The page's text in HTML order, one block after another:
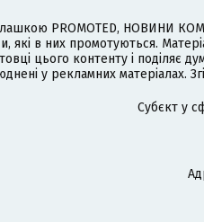
PROMOTED, НОВИНИ
які в них промотуються.
цього контенту і поділяє
у рекламних матеріалах.
Cубєкт у